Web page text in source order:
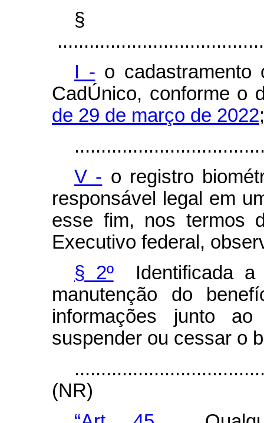
§
I - o cadastramento
CadÚnico, conforme o
de 29 de março de 2022;
V - o registro
responsável legal em
esse fim, nos termos
Executivo federal,
§ 2ºIdentificada a
manutenção do
informações junto
suspender ou cessar o
(NR)